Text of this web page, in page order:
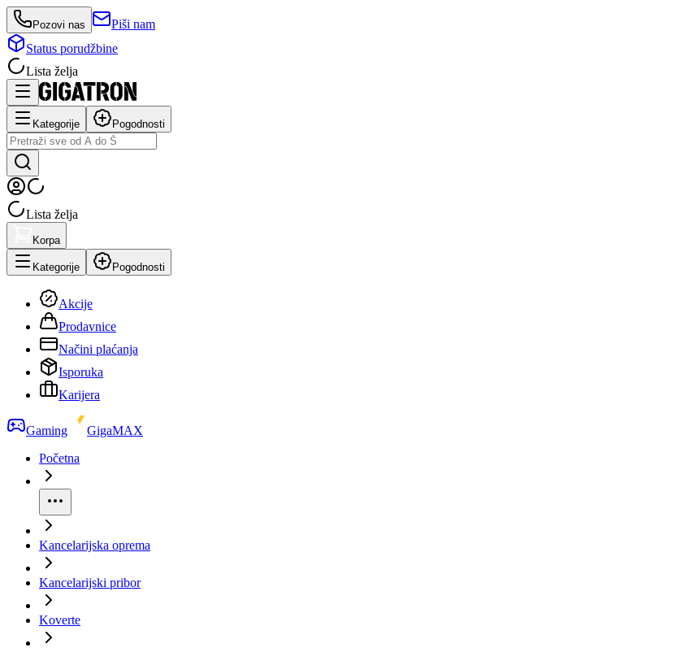
Pozovi nas
Piši nam
Status porudžbine
Lista želja
Kategorije Pogodnosti
Lista želja
Korpa
Kategorije Pogodnosti
Akcije
Prodavnice
Načini plaćanja
Isporuka
Karijera
Gaming
GigaMAX
Početna
Kancelarijska oprema
Kancelarijski pribor
Koverte